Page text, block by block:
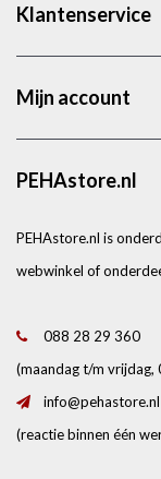
Klantenservice
Mijn account
PEHAstore.nl
PEHAstore.nl is
webwinkel of
088 28 29 360
(maandag t/m
info@pehastore.nl
(reactie binnen één